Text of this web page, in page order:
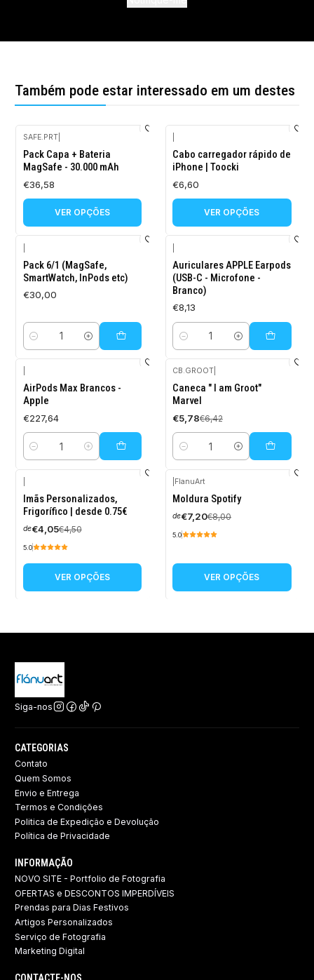
Também pode estar interessado em um destes
SAFE.PRT|
Pack Capa + Bateria
MagSafe - 30.000 mAh
€36,58
VER OPÇÕES
Cabo carregador rápido de
iPhone | Toocki
€6,60
VER OPÇÕES
Pack 6/1 (MagSafe,
SmartWatch, InPods etc)
€30,00
Quantidade
Auriculares APPLE Earpods
(USB-C - Microfone -
Branco)
€8,13
Quantidade
AirPods Max Brancos -
Apple
€227,64
Quantidade
-10%
DESCONTO
CB.GROOT
Caneca " I am Groot"
Marvel
€5,78€6,42
Quantidade
-10%
DESCONTO
Imãs Personalizados,
Frigorífico | desde 0.75€
de€4,05€4,50
5.0
VER OPÇÕES
-10%
DESCONTO
FlanuArt
Moldura Spotify
de€7,20€8,00
5.0
VER OPÇÕES
Siga-nos
CATEGORIAS
Contato
Quem Somos
Envio e Entrega
Termos e Condições
Politica de Expedição e Devolução ​
Política de Privacidade
INFORMAÇÃO
NOVO SITE - Portfolio de Fotografia
OFERTAS e DESCONTOS IMPERDÍVEIS
Prendas para Dias Festivos
Artigos Personalizados
Serviço de Fotografia
Marketing Digital